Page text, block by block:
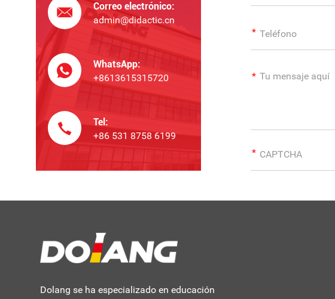
Correo electrónico:
admin@didactic.cn
WhatsApp:
+8613615315720
Tel:
+86 531 8758 6199
Dolang se ha especializado en educación